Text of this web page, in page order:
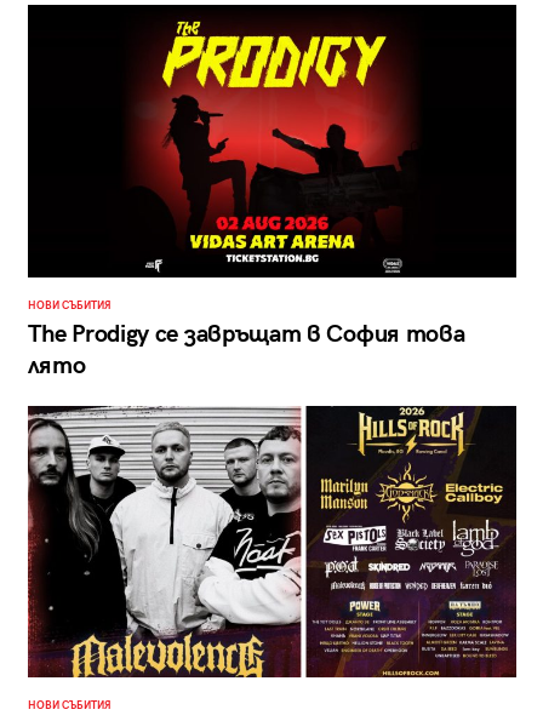
НОВИ СЪБИТИЯ
The Prodigy се завръщат в София това
лято
НОВИ СЪБИТИЯ